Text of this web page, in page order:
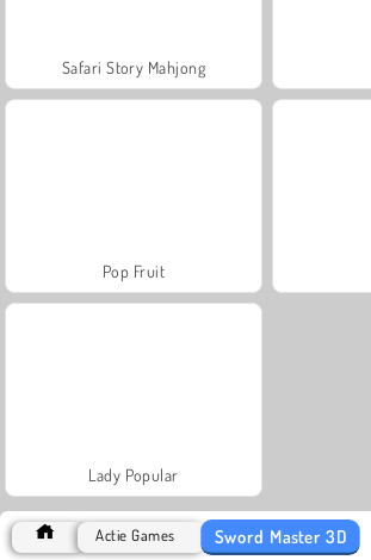
Safari Story Mahjong
Pop Fruit
Lady Popular
Actie Games Sword Master 3D